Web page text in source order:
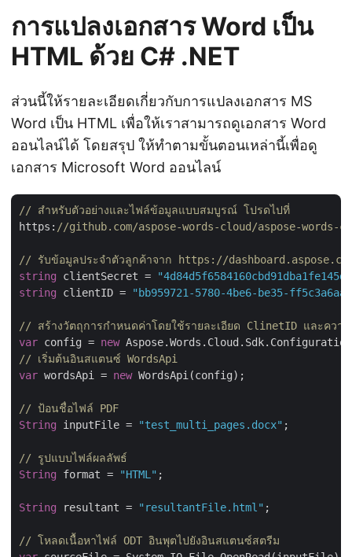
การแปลงเอกสาร Word เป็น
HTML ด้วย C# .NET
ส่วนนี้ให้รายละเอียดเกี่ยวกับการแปลงเอกสาร MS
Word เป็น HTML เพื่อให้เราสามารถดูเอกสาร Word
ออนไลน์ได้ โดยสรุป ให้ทำตามขั้นตอนเหล่านี้เพื่อดู
เอกสาร Microsoft Word ออนไลน์
// สำหรับตัวอย่างและไฟล์ข้อมูลแบบสมบูรณ์ โปรดไปที่
https: //github.com/aspose-words-cloud/aspose-words-
// รับข้อมูลประจำตัวลูกค้าจาก https://
string clientSecret =
string clientID = "bb959721-5780-4be6-be35-
// สร้างวัตถุการกำหนดค่าโดยใช้รายละเอียด ClinetID และความ
var config = new
// เริ่มต้นอินสแตนซ์ WordsApi
var wordsApi = new WordsApi(config);
// ป้อนชื่อไฟล์ PDF
String inputFile = "test_multi_pages.docx" ;
// รูปแบบไฟล์ผลลัพธ์
String format = "HTML" ;
String resultant = "resultantFile.html" ;
// โหลดเนื้อหาไฟล์ ODT อินพุตไปยังอินสแตนซ์สตรีม